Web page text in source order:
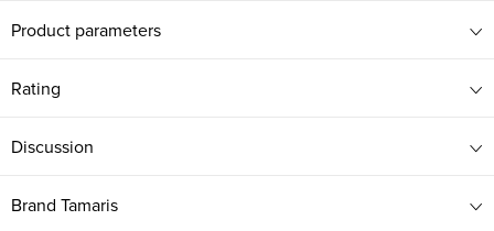
Product parameters
Rating
Discussion
Brand Tamaris